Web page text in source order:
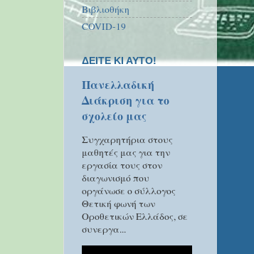
Βιβλιοθήκη
COVID-19
ΔΕΙΤΕ ΚΙ ΑΥΤΟ!
Πανελλαδική
Διάκριση για το
σχολείο μας
Συγχαρητήρια στους
μαθητές μας για την
εργασία τους στον
διαγωνισμό που
οργάνωσε ο σύλλογος
Θετική φωνή των
Οροθετικών Ελλάδος, σε
συνεργα...